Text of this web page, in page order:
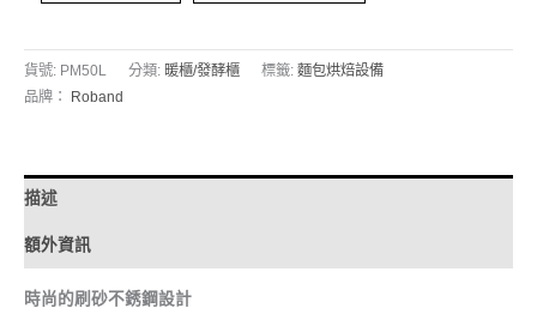
貨號: PM50L 分類: 暖櫃/發酵櫃 標籤: 麵包烘焙設備
品牌： Roband
描述
額外資訊
時尚的刷砂不銹鋼設計